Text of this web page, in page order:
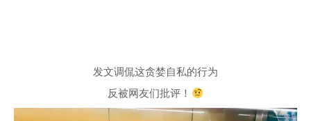
发文调侃这贪婪自私的行为
反被网友们批评！